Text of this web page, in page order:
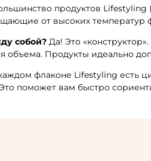
продуктов Lifestyling
от высоких температур
собой?Да! Это
объема. Продукты идеально
флаконе Lifestyling есть
поможет вам быстро